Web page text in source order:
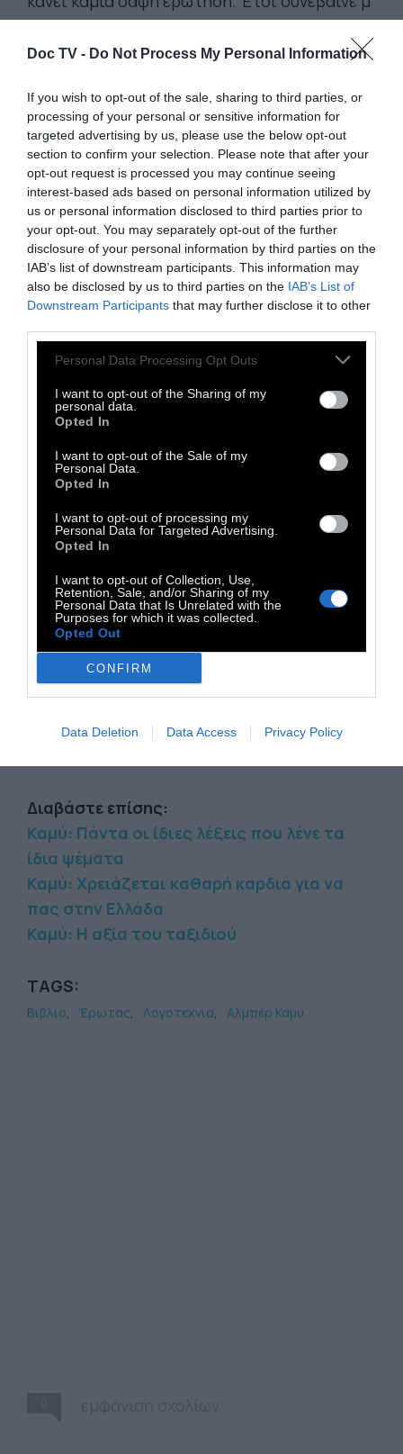
Doc TV - Do Not Process My Personal Information
If you wish to opt-out of the sale, sharing to third parties, or
processing of your personal or sensitive information for
targeted advertising by us, please use the below opt-out
section to confirm your selection. Please note that after your
opt-out request is processed you may continue seeing
interest-based ads based on personal information utilized by
us or personal information disclosed to third parties prior to
your opt-out. You may separately opt-out of the further
disclosure of your personal information by third parties on the
IAB’s list of downstream participants. This information may
also be disclosed by us to third parties on the IAB’s List of
Downstream Participants that may further disclose it to other
Personal Data Processing Opt Outs
I want to opt-out of the Sharing of my
personal data.
Opted In
I want to opt-out of the Sale of my
Personal Data.
Opted In
I want to opt-out of processing my
Personal Data for Targeted Advertising.
Opted In
I want to opt-out of Collection, Use,
Retention, Sale, and/or Sharing of my
Personal Data that Is Unrelated with the
Purposes for which it was collected.
Opted Out
CONFIRM
Data Deletion Data Access Privacy Policy
εμένα εκείνη την εποχή.
οριστική, πρέπει να ξαναρχίζεις με την κάθε
καινούργια γυναίκα. Κι έτσι, καταλήγεις ν'
αποκτάς συνήθειες. Τα λόγια σού έρχονται
αμέσως, δίχως να τα σκεφτείς, φέρεσαι
μηχανικά: φτάνεις κάποια μέρα σε
κατάσταση να παίρνεις χωρίς να ποθείς
πραγματικά.
Πιστέψτε με, για μερικούς τουλάχιστον
ανθρώπους, το πιο δύσκολο πράγμα στον
κόσμο είναι να μην παίρνουν κάτι που δεν το
Αλμπέρ Καμύ, Η Πτώση. ​Ο Αλμπέρ Καμύ (7
Νοεμβρίου 1913 - 4 Ιανουαρίου 1960). Γάλλος
Theatre du Travail (1935), για το οποίο
δούλεψε ως σκηνοθέτης, διασκευαστής και
ηθοποιός. Ανάμεσα στα πιο γνωστά του έργα,
περιλαμβάνονται τα μυθιστορήματα Ο Ξένος
και Η Πανούκλα, τα θεατρικά Καλλιγούλας και
Οι Δίκαιοι, αλλά και τα φιλοσοφικά δοκίμια Ο
Μύθος του Σίσσυφου και Ο Επαναστατημένος
Λογοτεχνίας.
Διαβάστε επίσης:
Καμύ: Πάντα οι ίδιες λέξεις που λένε τα
ίδια ψέματα
Καμύ: Χρειάζεται καθαρή καρδιά για να
πας στην Ελλάδα
Καμύ: Η αξία του ταξιδιού
TAGS:
Βιβλίο Έρωτας Λογοτεχνία Αλμπέρ Καμύ